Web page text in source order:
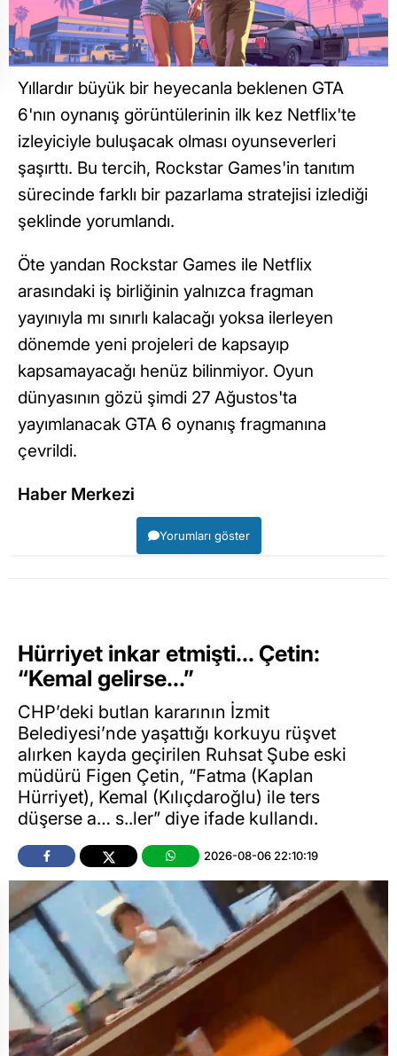
Yıllardır büyük bir heyecanla beklenen GTA
6'nın oynanış görüntülerinin ilk kez Netflix'te
izleyiciyle buluşacak olması oyunseverleri
şaşırttı. Bu tercih, Rockstar Games'in tanıtım
sürecinde farklı bir pazarlama stratejisi izlediği
şeklinde yorumlandı.
Öte yandan Rockstar Games ile Netflix
arasındaki iş birliğinin yalnızca fragman
yayınıyla mı sınırlı kalacağı yoksa ilerleyen
dönemde yeni projeleri de kapsayıp
kapsamayacağı henüz bilinmiyor. Oyun
dünyasının gözü şimdi 27 Ağustos'ta
yayımlanacak GTA 6 oynanış fragmanına
çevrildi.
Haber Merkezi
Yorumları göster
Hürriyet inkar etmişti… Çetin:
“Kemal gelirse…”
CHP’deki butlan kararının İzmit
Belediyesi’nde yaşattığı korkuyu rüşvet
alırken kayda geçirilen Ruhsat Şube eski
müdürü Figen Çetin, “Fatma (Kaplan
Hürriyet), Kemal (Kılıçdaroğlu) ile ters
düşerse a… s..ler” diye ifade kullandı.
2026-08-06 22:10:19